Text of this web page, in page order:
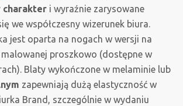
charakter i wyraźnie zarysowane
we współczesny wizerunek biura.
jest oparta na nogach w wersji na
malowanej proszkowo (dostępne w
Blaty wykończone w melaminie lub
zapewniają dużą elastyczność w
Brand, szczególnie w wydaniu